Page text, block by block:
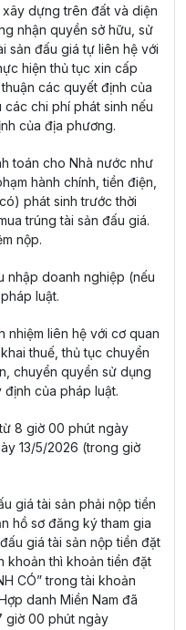
dựng trên đất và diện
nhận quyền sở hữu, sử
sản đấu giá tự liên hệ với
hiện thủ tục xin cấp
các quyết định của
chi phí phát sinh nếu
của địa phương.
toán cho Nhà nước như
hành chính, tiền điện,
phát sinh trước thời
trúng tài sản đấu giá.
nộp.
nhập doanh nghiệp (nếu
luật.
nhiệm liên hệ với cơ quan
thuế, thủ tục chuyển
chuyển quyền sử dụng
của pháp luật.
từ 8 giờ 00 phút ngày
13/5/2026 (trong giờ
giá tài sản phải nộp tiền
hồ sơ đăng ký tham gia
giá tài sản nộp tiền đặt
khoản thì khoản tiền đặt
CÓ” trong tài khoản
danh Miền Nam đã
giờ 00 phút ngày